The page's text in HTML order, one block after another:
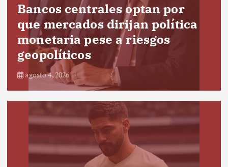
Bancos centrales optan por
que mercados dirijan política
monetaria pese a riesgos
geopolíticos
agosto 4, 2026